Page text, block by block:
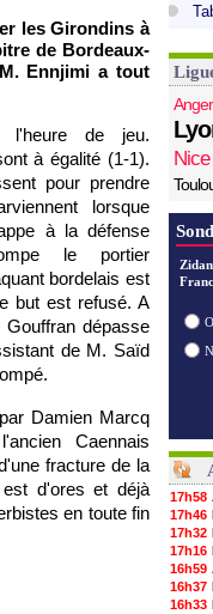
les Girondins à
de Bordeaux-
Ennjimi a tout
l'heure de jeu.
à égalité (1-1).
pour prendre
lorsque
à la défense
le portier
bordelais est
but est refusé. A
dépasse
de M. Saïd
Damien Marcq
Caennais
fracture de la
d'ores et déjà
en toute fin
Nice
17h58
17h46
17h32
17h16
16h59
16h37
16h33